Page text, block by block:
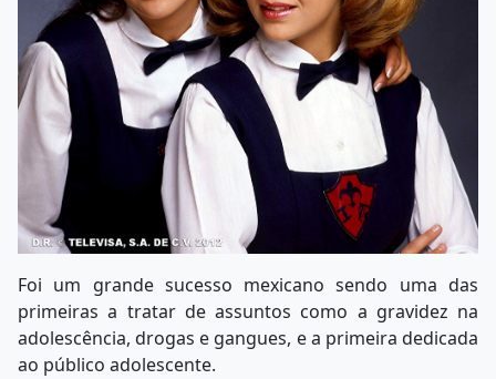
Foi um grande sucesso mexicano sendo uma das
primeiras a tratar de assuntos como a gravidez na
adolescência, drogas e gangues, e a primeira dedicada
ao público adolescente.